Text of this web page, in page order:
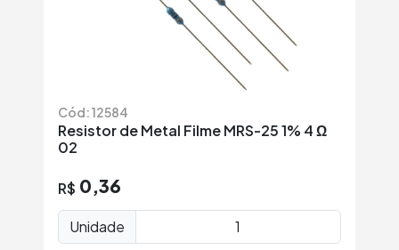
Cód: 12584
Resistor de Metal Filme MRS-25 1% 4 Ω
02
R$ 0,36
Unidade